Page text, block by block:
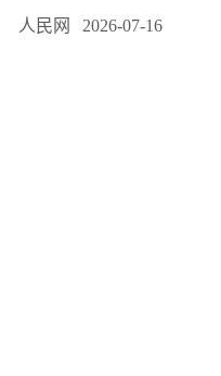
人民网 2026-07-16